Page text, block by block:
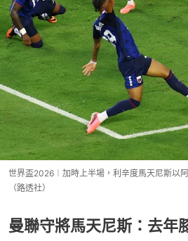
世界盃2026︱加時上半場，利辛度馬天尼斯以
（路透社）
曼聯守將馬天尼斯：去年